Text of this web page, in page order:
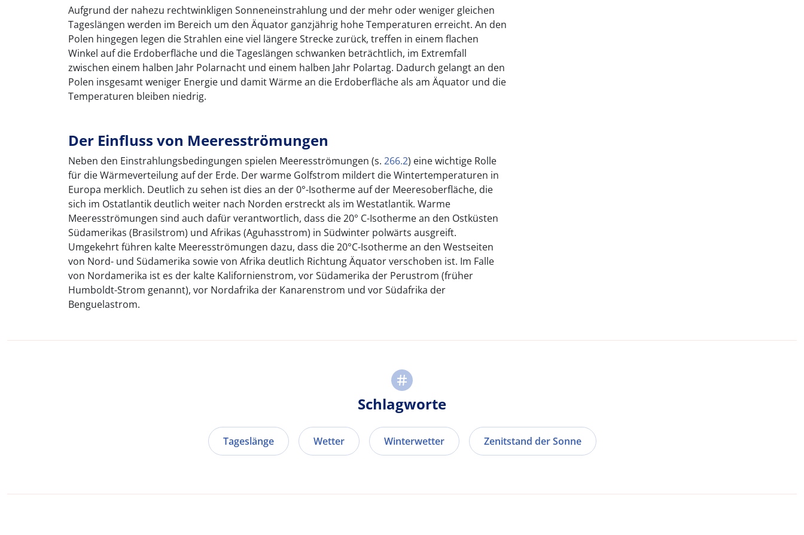
Aufgrund der nahezu rechtwinkligen Sonneneinstrahlung und der mehr oder weniger gleichen
Tageslängen werden im Bereich um den Äquator ganzjährig hohe Temperaturen erreicht. An den
Polen hingegen legen die Strahlen eine viel längere Strecke zurück, treffen in einem flachen
Winkel auf die Erdoberfläche und die Tageslängen schwanken beträchtlich, im Extremfall
zwischen einem halben Jahr Polarnacht und einem halben Jahr Polartag. Dadurch gelangt an den
Polen insgesamt weniger Energie und damit Wärme an die Erdoberfläche als am Äquator und die
Temperaturen bleiben niedrig.
Der Einfluss von Meeresströmungen
Neben den Einstrahlungsbedingungen spielen Meeresströmungen (s. 266.2) eine wichtige Rolle
für die Wärmeverteilung auf der Erde. Der warme Golfstrom mildert die Wintertemperaturen in
Europa merklich. Deutlich zu sehen ist dies an der 0°-Isotherme auf der Meeresoberfläche, die
sich im Ostatlantik deutlich weiter nach Norden erstreckt als im Westatlantik. Warme
Meeresströmungen sind auch dafür verantwortlich, dass die 20° C-Isotherme an den Ostküsten
Südamerikas (Brasilstrom) und Afrikas (Aguhasstrom) in Südwinter polwärts ausgreift.
Umgekehrt führen kalte Meeresströmungen dazu, dass die 20°C-Isotherme an den Westseiten
von Nord- und Südamerika sowie von Afrika deutlich Richtung Äquator verschoben ist. Im Falle
von Nordamerika ist es der kalte Kalifornienstrom, vor Südamerika der Perustrom (früher
Humboldt-Strom genannt), vor Nordafrika der Kanarenstrom und vor Südafrika der
Benguelastrom.
Schlagworte
Tageslänge Wetter Winterwetter Zenitstand der Sonne